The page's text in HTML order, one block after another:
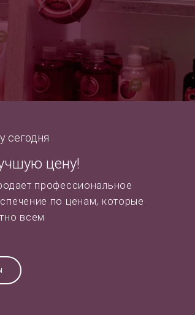
сегодня
цену!
профессиональное
по ценам, которые
всем